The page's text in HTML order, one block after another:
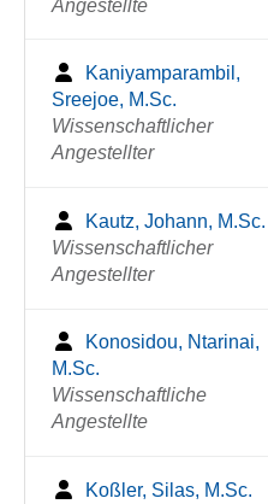
Angestellte
Kaniyamparambil,
Sreejoe, M.Sc.
Wissenschaftlicher
Angestellter
Kautz, Johann, M.Sc.
Wissenschaftlicher
Angestellter
Konosidou, Ntarinai,
M.Sc.
Wissenschaftliche
Angestellte
Koßler, Silas, M.Sc.